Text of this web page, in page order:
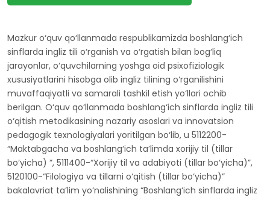
Mazkur o‘quv qo‘llanmada respublikamizda boshlang‘ich
sinflarda ingliz tili o‘rganish va o‘rgatish bilan bog‘liq
jarayonlar, o‘quvchilarning yoshga oid psixofiziologik
xususiyatlarini hisobga olib ingliz tilining o‘rganilishini
muvaffaqiyatli va samarali tashkil etish yo‘llari ochib
berilgan. O‘quv qo‘llanmada boshlang‘ich sinflarda ingliz tili
o‘qitish metodikasining nazariy asoslari va innovatsion
pedagogik texnologiyalari yoritilgan bo‘lib, u 5112200-
“Maktabgacha va boshlang‘ich ta’limda xorijiy til (tillar
bo‘yicha) ”, 5111400-“Xorijiy til va adabiyoti (tillar bo‘yicha)”,
5120100-“Filologiya va tillarni o‘qitish (tillar bo‘yicha)”
bakalavriat ta’lim yo‘nalishining “Boshlang‘ich sinflarda ingliz